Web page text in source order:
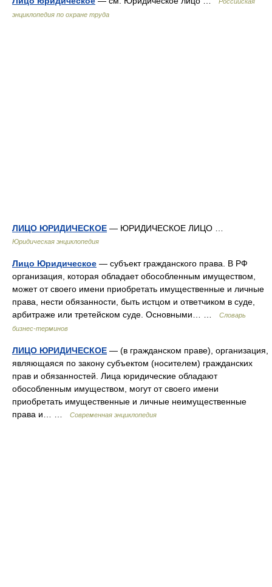
энциклопедия по охране труда
ЛИЦО ЮРИДИЧЕСКОЕ — ЮРИДИЧЕСКОЕ ЛИЦО …
Юридическая энциклопедия
Лицо Юридическое — субъект гражданского права. В РФ
организация, которая обладает обособленным имуществом,
может от своего имени приобретать имущественные и личные
права, нести обязанности, быть истцом и ответчиком в суде,
арбитраже или третейском суде. Основными… …
Словарь
бизнес-терминов
ЛИЦО ЮРИДИЧЕСКОЕ — (в гражданском праве), организация,
являющаяся по закону субъектом (носителем) гражданских
прав и обязанностей. Лица юридические обладают
обособленным имуществом, могут от своего имени
приобретать имущественные и личные неимущественные
права и… …
Современная энциклопедия